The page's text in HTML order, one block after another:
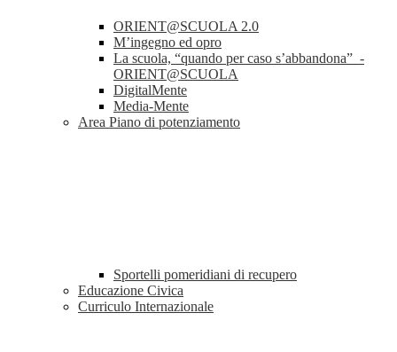
ORIENT@SCUOLA 2.0
M’ingegno ed opro
La scuola, “quando per caso s’abbandona” -
ORIENT@SCUOLA
DigitalMente
Media-Mente
Area Piano di potenziamento
Sportelli pomeridiani di recupero
Educazione Civica
Curriculo Internazionale